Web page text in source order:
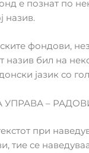
е познат по
назив.
фондови,
бил на
јазик со
–
при
тие се